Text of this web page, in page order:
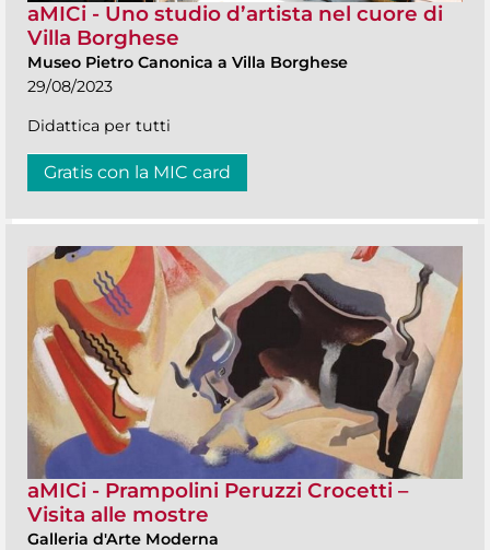
aMICi - Uno studio d’artista nel cuore di
Villa Borghese
Museo Pietro Canonica a Villa Borghese
29/08/2023
Didattica per tutti
Gratis con la MIC card
aMICi - Prampolini Peruzzi Crocetti –
Visita alle mostre
Galleria d'Arte Moderna